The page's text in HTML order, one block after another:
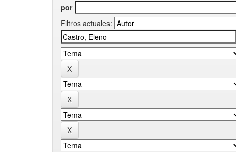
por
Filtros actuales: